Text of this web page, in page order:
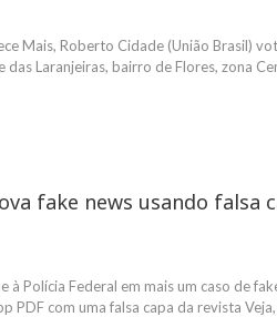
Mais, Roberto Cidade (União Brasil)
Laranjeiras, bairro de Flores, zona
fake news usando falsa
Polícia Federal em mais um caso de
PDF com uma falsa capa da revista Veja,